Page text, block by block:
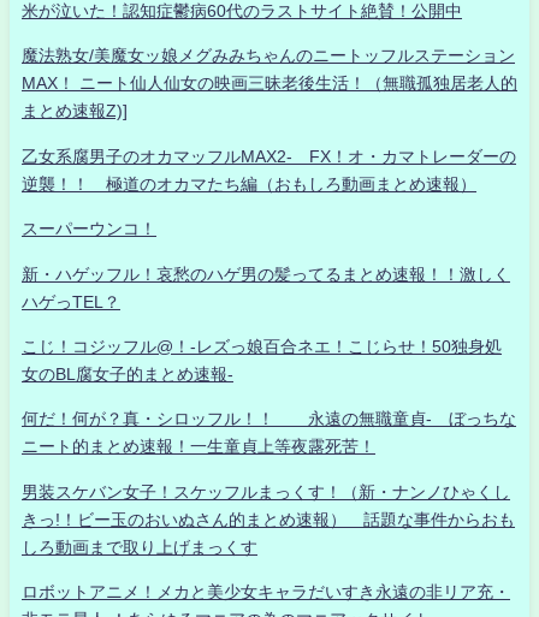
米が泣いた！認知症鬱病60代のラストサイト絶賛！公開中
魔法熟女/美魔女ッ娘メグみみちゃんのニートッフルステーション
MAX！ ニート仙人仙女の映画三昧老後生活！（無職孤独居老人的
まとめ速報Z)]
乙女系腐男子のオカマッフルMAX2- FX！オ・カマトレーダーの
逆襲！！ 極道のオカマたち編（おもしろ動画まとめ速報）
スーパーウンコ！
新・ハゲッフル！哀愁のハゲ男の髪ってるまとめ速報！！激しく
ハゲっTEL？
こじ！コジッフル@！-レズっ娘百合ネエ！こじらせ！50独身処
女のBL腐女子的まとめ速報-
何だ！何が？真・シロッフル！！ 永遠の無職童貞- ぼっちな
ニート的まとめ速報！一生童貞上等夜露死苦！
男装スケバン女子！スケッフルまっくす！（新・ナンノひゃくし
きっ!！ビー玉のおいぬさん的まとめ速報） 話題な事件からおも
しろ動画まで取り上げまっくす
ロボットアニメ！メカと美少女キャラだいすき永遠の非リア充・